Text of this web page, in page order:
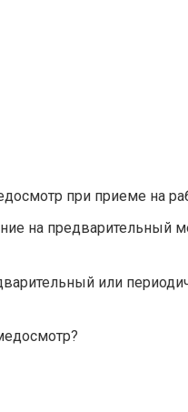
при приеме на
на предварительный
или